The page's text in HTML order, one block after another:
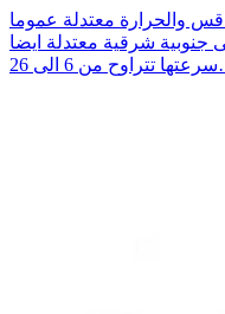
والحرارة معتدلة عموما
الى جنوبية شرقية معتدلة ايضا
26…